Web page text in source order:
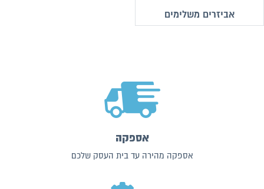
אביזרים משלימים
אספקה
אספקה מהירה עד בית העסק שלכם